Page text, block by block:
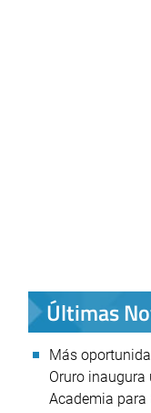
Últimas
Más
Oruro inaugura
Academia para